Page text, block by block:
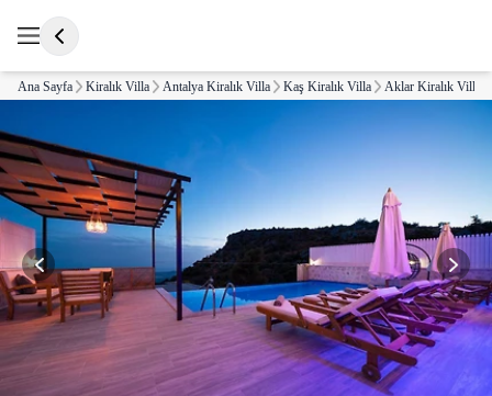
Ana Sayfa Kiralık Villa Antalya Kiralık Villa Kaş Kiralık Villa Aklar Kiralık Villa